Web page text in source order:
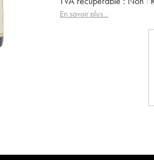
Classement :
En savoir plus...